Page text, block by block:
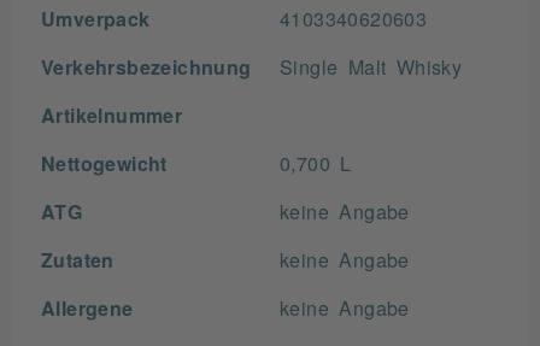
Umverpack 4103340620603
Verkehrsbezeichnung Single Malt Whisky
Artikelnummer
Nettogewicht 0,700 L
ATG keine Angabe
Zutaten keine Angabe
Allergene keine Angabe